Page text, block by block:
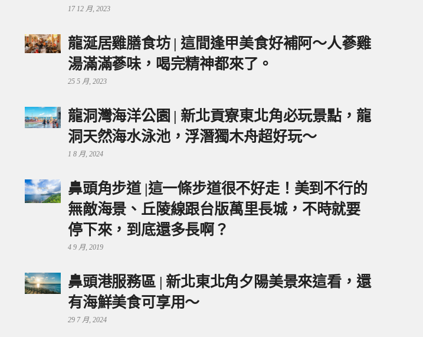
17 12 月, 2023
龍涎居雞膳食坊 | 這間逢甲美食好補阿～人蔘雞
湯滿滿蔘味，喝完精神都來了。
25 5 月, 2023
龍洞灣海洋公園 | 新北貢寮東北角必玩景點，龍
洞天然海水泳池，浮潛獨木舟超好玩～
1 8 月, 2024
鼻頭角步道 |這一條步道很不好走！美到不行的
無敵海景、丘陵線跟台版萬里長城，不時就要
停下來，到底還多長啊？
4 9 月, 2019
鼻頭港服務區 | 新北東北角夕陽美景來這看，還
有海鮮美食可享用～
29 7 月, 2024